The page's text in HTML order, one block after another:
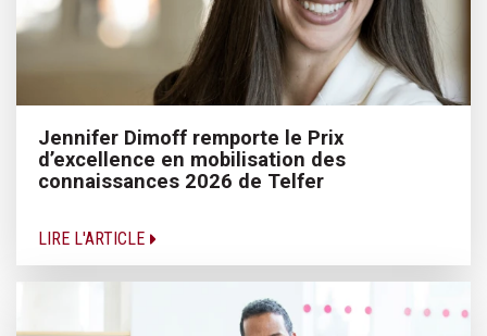
Jennifer Dimoff remporte le Prix
d’excellence en mobilisation des
connaissances 2026 de Telfer
LIRE L'ARTICLE